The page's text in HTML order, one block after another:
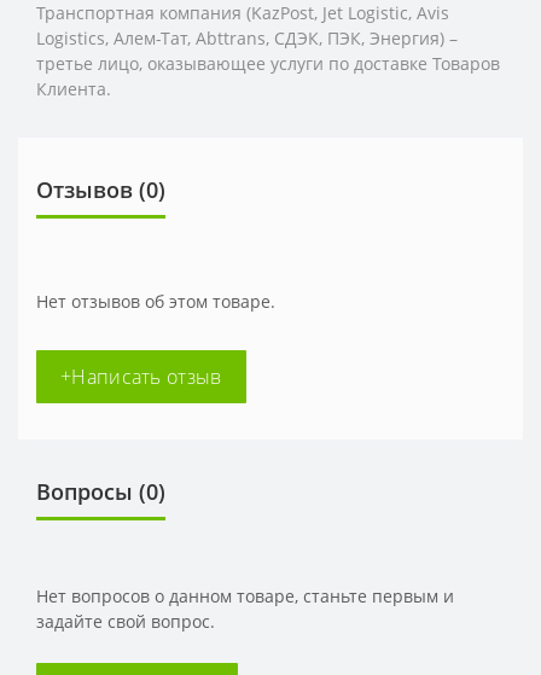
Транспортная компания (KazPost, Jet Logistic, Avis
Logistics, Алем-Тат, Abttrans, СДЭК, ПЭК, Энергия) –
третье лицо, оказывающее услуги по доставке Товаров
Клиента.
Отзывов (0)
Нет отзывов об этом товаре.
+Написать отзыв
Вопросы (0)
Нет вопросов о данном товаре, станьте первым и
задайте свой вопрос.